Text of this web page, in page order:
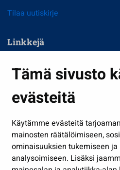
Tämä sivusto
evästeitä
Käytämme evästeitä
mainosten räätälöimiseen,
ominaisuuksien tukemiseen
analysoimiseen. Lisäksi
Tilaa uutiskirje
Linkkejä
Kasvatus ja opetus
Kulttuuri ja liikunta
Työ ja yrittäminen
Osallistu ja asioi
Näytä omat evästeasetukseni